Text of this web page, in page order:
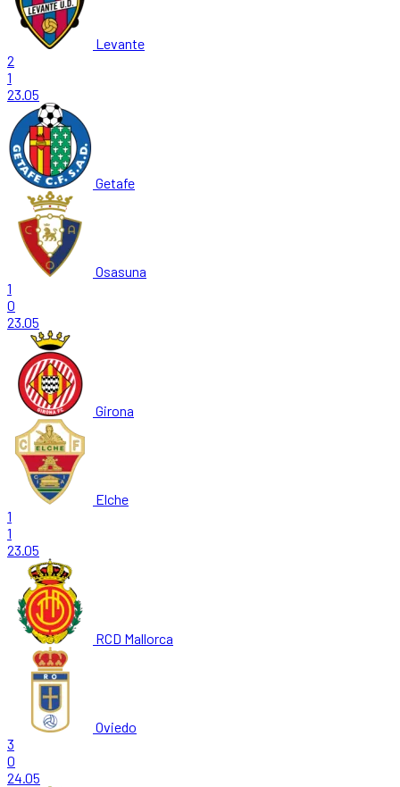
Levante
2
1
23.05
Getafe
Osasuna
1
0
23.05
Girona
Elche
1
1
23.05
RCD Mallorca
Oviedo
3
0
24.05